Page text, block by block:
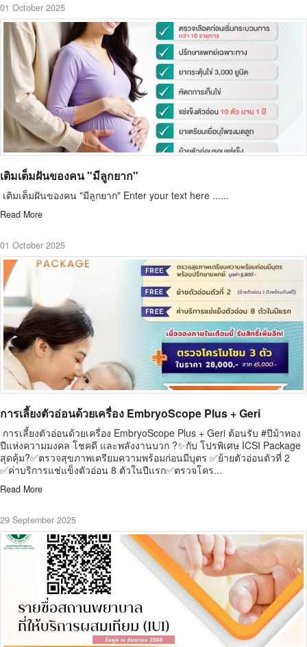
01 October 2025
เติมเต็มฝันของคน "มีลูกยาก"
เติมเต็มฝันของคน "มีลูกยาก" Enter your text here ......
Read More
01 October 2025
การเลี้ยงตัวอ่อนด้วยเครื่อง EmbryoScope Plus + Geri
การเลี้ยงตัวอ่อนด้วยเครื่อง EmbryoScope Plus + Geri ต้อนรับ #ปีม้าทอง
ปีแห่งความมงคล โชคดี และพลังงานบวก ?✨กับ โปรพิเศษ ICSI Package
สุดคุ้ม?✅ตรวจสุขภาพเตรียมความพร้อมก่อนมีบุตร ✅ย้ายตัวอ่อนตัวที่ 2
✅ค่าบริการแช่แข็งตัวอ่อน 8 ตัวในปีแรก✅ตรวจโคร...
Read More
29 September 2025